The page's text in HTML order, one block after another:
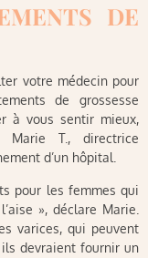
DE
votre médecin pour
de grossesse
à vous sentir mieux,
Marie T., directrice
d’un hôpital.
pour les femmes qui
», déclare Marie.
varices, qui peuvent
devraient fournir un